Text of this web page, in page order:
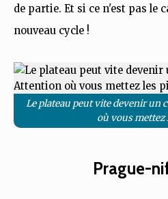
de partie. Et si ce n'est pas le
nouveau cycle !
Le plateau peut vite devenir un
où vous mettez
Prague-